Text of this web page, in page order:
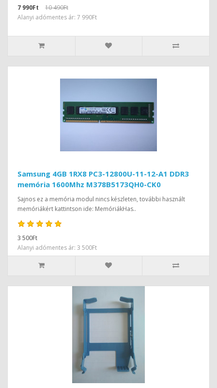
7 990Ft
10 490Ft
Alanyi adómentes ár: 7 990Ft
Samsung 4GB 1RX8 PC3-12800U-11-12-A1 DDR3
memória 1600Mhz M378B5173QH0-CK0
Sajnos ez a memória modul nincs készleten, további használt
memóriákért kattintson ide: MemóriákHas..
3 500Ft
Alanyi adómentes ár: 3 500Ft